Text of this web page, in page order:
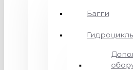
Багги